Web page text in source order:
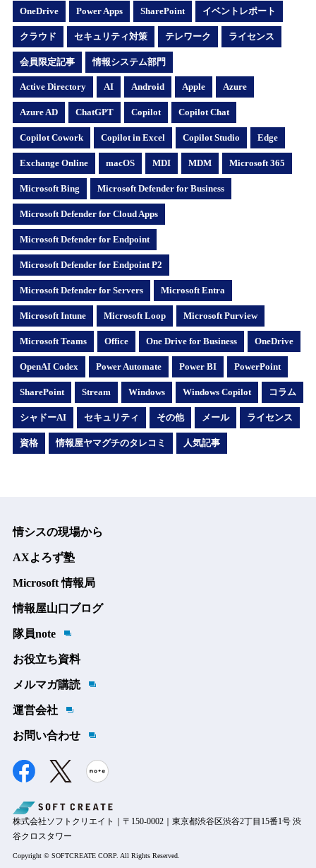
OneDrive Power Apps SharePoint イベントレポート
クラウド セキュリティ対策 テレワーク ライセンス
会員限定記事 情報システム部門
Active Directory AI Android Apple Azure
Azure AD ChatGPT Copilot Copilot Chat
Copilot Cowork Copilot in Excel Copilot Studio Edge
Exchange Online macOS MDI MDM Microsoft 365
Microsoft Bing Microsoft Defender for Business
Microsoft Defender for Cloud Apps
Microsoft Defender for Endpoint
Microsoft Defender for Endpoint P2
Microsoft Defender for Servers Microsoft Entra
Microsoft Intune Microsoft Loop Microsoft Purview
Microsoft Teams Office One Drive for Business OneDrive
OpenAI Codex Power Automate Power BI PowerPoint
SharePoint Stream Windows Windows Copilot コラム
シャドーAI セキュリティ その他 メール ライセンス
資格 情報屋ヤマグチのタレコミ 人気記事
情シスの現場から
AXよろず塾
Microsoft 情報局
情報屋山口ブログ
隊員note
お役立ち資料
メルマガ購読
運営会社
お問い合わせ
株式会社ソフトクリエイト｜〒150-0002｜東京都渋谷区渋谷2丁目15番1号 渋
谷クロスタワー
Copyright © SOFTCREATE CORP. All Rights Reserved.